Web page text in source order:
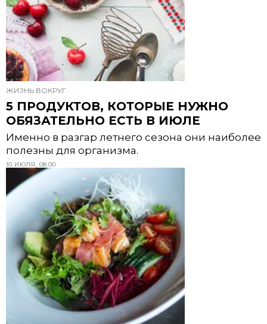
ЖИЗНЬ ВОКРУГ
5 ПРОДУКТОВ, КОТОРЫЕ НУЖНО
ОБЯЗАТЕЛЬНО ЕСТЬ В ИЮЛЕ
Именно в разгар летнего сезона они наиболее
полезны для организма.
10 ИЮЛЯ, 08:00